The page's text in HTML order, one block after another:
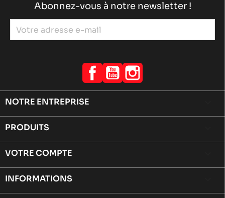
Abonnez-vous à notre newsletter !
Facebook
YouTube
NOTRE ENTREPRISE
PRODUITS
VOTRE COMPTE
INFORMATIONS